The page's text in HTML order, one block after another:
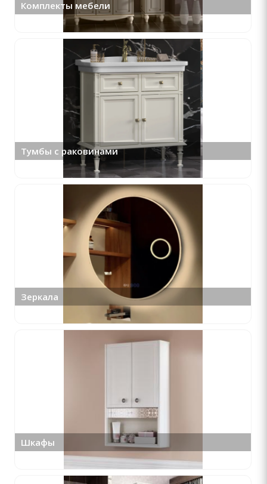
Комплекты мебели
Тумбы с раковинами
Зеркала
Шкафы